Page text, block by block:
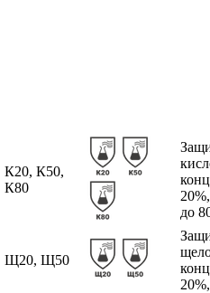
К20, К50,
К80
до
Щ20, Щ50